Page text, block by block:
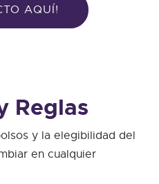
AQUÍ!
Reglas
y la elegibilidad del
en cualquier